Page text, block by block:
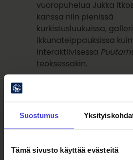
Suostumus
Tämä sivusto käyttää evästeitä
vuoropuhelua Jukka
kanssa niin pienissä
kurkistusluukuissa,
ikkunateippauksissa kuin
interaktiivisessa
teoksessakin.
kantaesitys
Festivaalin juhlavuoden